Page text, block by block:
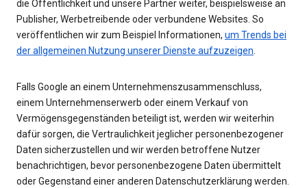
die Öffentlichkeit und unsere Partner weiter, beispielsweise an
Publisher, Werbetreibende oder verbundene Websites. So
veröffentlichen wir zum Beispiel Informationen, um Trends bei
der allgemeinen Nutzung unserer Dienste aufzuzeigen.
Falls Google an einem Unternehmenszusammenschluss,
einem Unternehmenserwerb oder einem Verkauf von
Vermögensgegenständen beteiligt ist, werden wir weiterhin
dafür sorgen, die Vertraulichkeit jeglicher personenbezogener
Daten sicherzustellen und wir werden betroffene Nutzer
benachrichtigen, bevor personenbezogene Daten übermittelt
oder Gegenstand einer anderen Datenschutzerklärung werden.